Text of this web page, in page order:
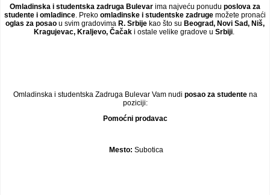
Video oglasi
Omladinska i studentska zadruga Bulevar ima najveću ponudu poslova za
studente i omladince. Preko omladinske i studentske zadruge možete pronaći
oglas za posao u svim gradovima R. Srbije kao što su Beograd, Novi Sad, Niš,
Kragujevac, Kraljevo, Čačak i ostale velike gradove u Srbiji.
Omladinska i studentska Zadruga Bulevar Vam nudi posao za studentena
poziciji:
Pomoćni prodavac
Mesto: Subotica